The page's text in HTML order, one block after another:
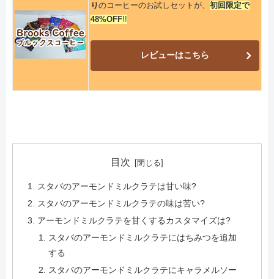
りのコーヒーのお試しセットが、 初回限定で
48%OFF!!
レビューはこちら
目次
スタバのアーモンドミルクラテは甘い味?
スタバのアーモンドミルクラテの味は苦い?
アーモンドミルクラテを甘くするカスタマイズは?
スタバのアーモンドミルクラテにはちみつを追加
する
スタバのアーモンドミルクラテにキャラメルソー